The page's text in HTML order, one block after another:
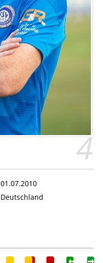
4
01.07.2010
Deutschland